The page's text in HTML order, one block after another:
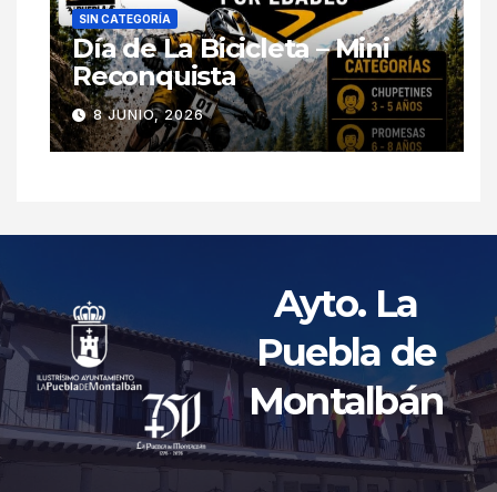
SIN CATEGORÍA
Día de La Bicicleta – Mini
Reconquista
8 JUNIO, 2026
Ayto. La
Puebla de
Montalbán